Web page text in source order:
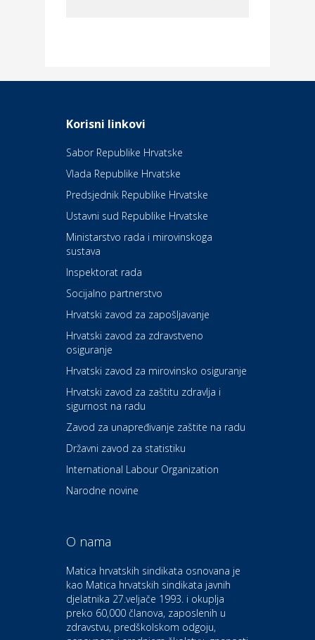
Daruvarske toplice – ljekovita
Kultura i edukacija
Kazalište Kerempuh
Kultura i edukacija
Kazalište ZKM
Auto-moto i tehnika
Zdravlje i osiguranje
Povoljnosti
Dental Sudar
Dom i dizajn
Euro-vrt – kosilice, motorne
Odmor
Bistrica
Auto-moto i tehnika
CIAK Auto d.o.o.
Korisni linkovi
Sabor Republike Hrvatske
Vlada Republike Hrvatske
Predsjednik Republike Hrvatske
Ustavni sud Republike Hrvatske
Ministarstvo rada i mirovinskoga
sustava
Inspektorat rada
Socijalno partnerstvo
Hrvatski zavod za zapošljavanje
Hrvatski zavod za zdravstveno
osiguranje
Hrvatski zavod za mirovinsko osiguranje
Hrvatski zavod za zaštitu zdravlja i
sigurnost na radu
Zavod za unapređivanje zaštite na radu
Državni zavod za statistiku
International Labour Organization
Narodne novine
O nama
Matica hrvatskih sindikata osnovana je
kao Matica hrvatskih sindikata javnih
djelatnika 27.veljače 1993. i okuplja
preko 60,000 članova, zaposlenih u
zdravstvu, predškolskom odgoju,